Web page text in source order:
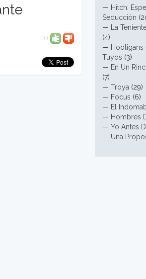
0
— Hitch:
Seducción
—
La
(4)
— Hooligans
Tuyos (3)
— En Un
(7)
— Troya (29)
— Focus (6)
— El
— Hombres
— Yo Antes
— Una